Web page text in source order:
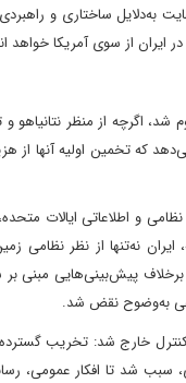
به‌دلایل ساختاری و
از سوی آمریکا خواهد
که به «جنگ ۱۲ روزه» موسوم شد،
که تخمین اولیه آنها از
و اطلاعاتی ایالات
نه‌تنها از نظر نظامی
پیش‌بینی‌هایی مبنی
به‌وضوح نقض شد.
خارج شد: تخریب گسترده
سبب شد تا افکار عمومی،